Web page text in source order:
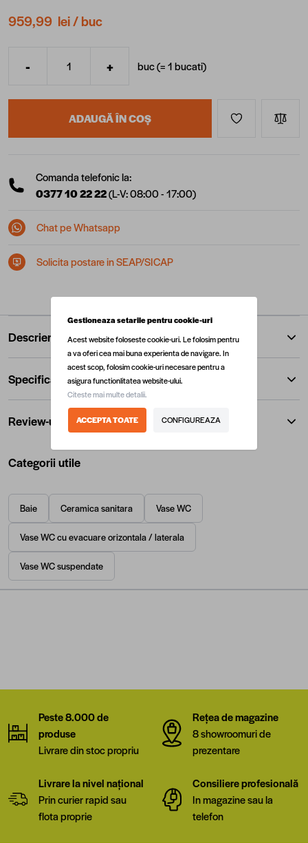
959,99 lei/ buc
Cantitate
- + buc (=1bucati)
ADAUGĂ ÎN COȘ
Comanda telefonic la:
0377 10 22 22(L-V: 08:00 - 17:00)
Chat pe Whatsapp
Solicita postare in SEAP/SICAP
Descriere
Specificatii
Review-uri
Categorii utile
Baie Ceramica sanitara Vase WC
Vase WC cu evacuare orizontala / laterala
Vase WC suspendate
Peste 8.000 de
produse
Livrare din stoc propriu
Rețea de magazine
8 showroomuri de
prezentare
Livrare la nivel național
Prin curier rapid sau
flota proprie
Consiliere profesională
In magazine sau la
telefon
Gestioneaza setarile pentru cookie-uri
Acest website foloseste cookie-uri. Le folosim pentru
a va oferi cea mai buna experienta de navigare. In
acest scop, folosim cookie-uri necesare pentru a
asigura functionlitatea website-ului.
Citeste mai multe detalii.
ACCEPTA TOATE CONFIGUREAZA